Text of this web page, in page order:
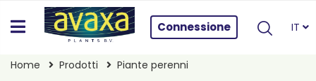
Connessione IT
Home Prodotti
Piante perenni